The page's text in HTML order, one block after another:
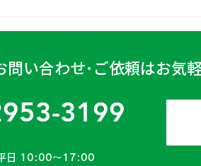
問い合わせ･ご依頼はお気
3199
日 10:00〜17:00